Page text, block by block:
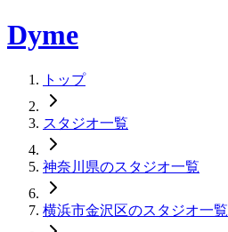
Dyme
トップ
スタジオ一覧
神奈川県のスタジオ一覧
横浜市金沢区のスタジオ一覧